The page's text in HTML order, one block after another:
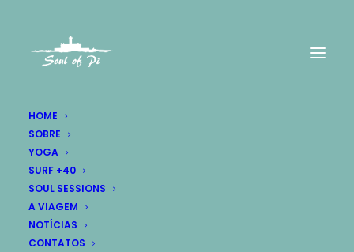
HOME
SOBRE
YOGA
SURF +40
SOUL SESSIONS
A VIAGEM
NOTÍCIAS
CONTATOS